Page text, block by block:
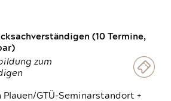
(10 Termine,
zum
Plauen/GTÜ-Seminarstandort +